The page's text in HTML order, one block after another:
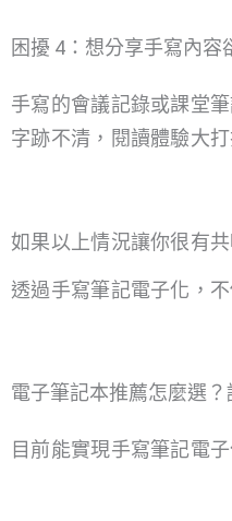
困擾 4：想分享手寫內容
手寫的會議記錄或課堂
字跡不清，閱讀體驗大打
如果以上情況讓你很有
透過手寫筆記電子化，
電子筆記本推薦怎麼選
目前能實現手寫筆記電